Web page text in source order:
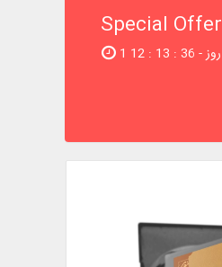
Special Offer
1 روز - 35 : 13 : 12